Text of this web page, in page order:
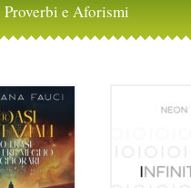
Proverbi e Aforismi